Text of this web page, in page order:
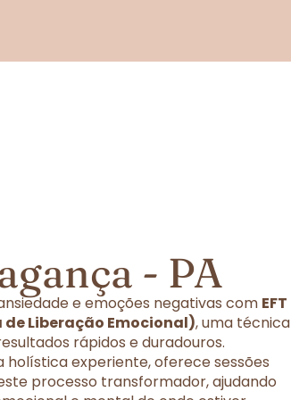
- PA
e emoções negativas com EFT
Liberação Emocional), uma técnica
rápidos e duradouros.
holística experiente, oferece sessões
processo transformador, ajudando